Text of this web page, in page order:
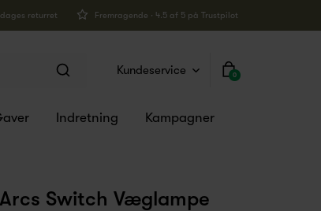
returret Fremragende · 4.5 af 5 på Trustpilot
0
Kundeservice
Indretning Kampagner
Arcs Switch Væglampe